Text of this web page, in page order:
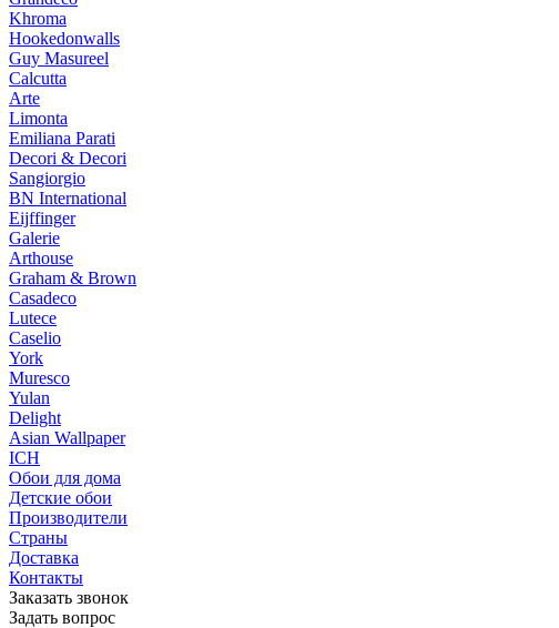
Khroma
Hookedonwalls
Guy Masureel
Calcutta
Arte
Limonta
Emiliana Parati
Decori & Decori
Sangiorgio
BN International
Eijffinger
Galerie
Arthouse
Graham & Brown
Casadeco
Lutece
Caselio
York
Muresco
Yulan
Delight
Asian Wallpaper
ICH
Обои для дома
Детские обои
Производители
Страны
Доставка
Контакты
Заказать звонок
Задать вопрос